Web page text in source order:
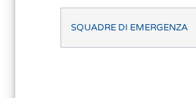
SQUADRE DI EMERGENZA